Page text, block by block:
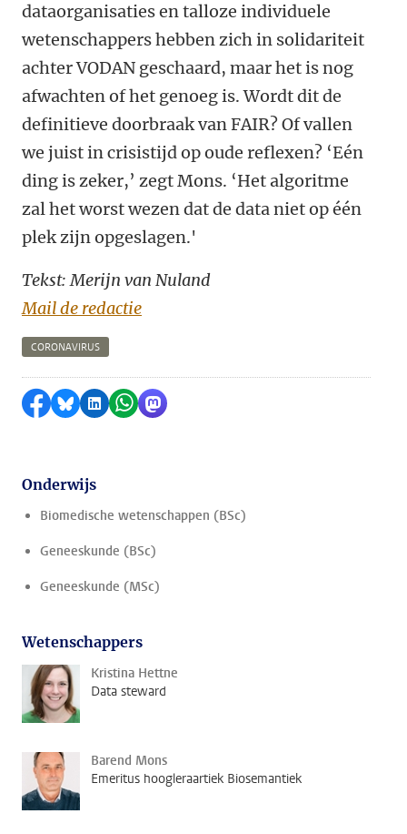
dataorganisaties en talloze individuele
wetenschappers hebben zich in solidariteit
achter VODAN geschaard, maar het is nog
afwachten of het genoeg is. Wordt dit de
definitieve doorbraak van FAIR? Of vallen
we juist in crisistijd op oude reflexen? ‘Eén
ding is zeker,’ zegt Mons. ‘Het algoritme
zal het worst wezen dat de data niet op één
plek zijn opgeslagen.'
Tekst: Merijn van Nuland
Mail de redactie
CORONAVIRUS
Delen op Facebook
Delen via Bluesky
Delen op LinkedIn
Delen via WhatsApp
Delen via Mastodon
Onderwijs
Biomedische wetenschappen (BSc)
Geneeskunde (BSc)
Geneeskunde (MSc)
Wetenschappers
Kristina Hettne
Data steward
Barend Mons
Emeritus hoogleraartiek Biosemantiek